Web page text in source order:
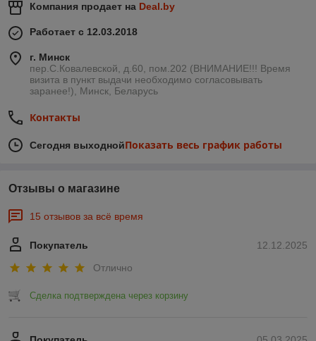
Компания продает на Deal.by
Работает с 12.03.2018
г. Минск
пер.С.Ковалевской, д.60, пом.202 (ВНИМАНИЕ!!! Время
визита в пункт выдачи необходимо согласовывать
заранее!), Минск, Беларусь
Контакты
Сегодня выходнойПоказать весь график работы
Отзывы о магазине
15 отзывов за всё время
12.12.2025
Покупатель
Отлично
Сделка подтверждена через корзину